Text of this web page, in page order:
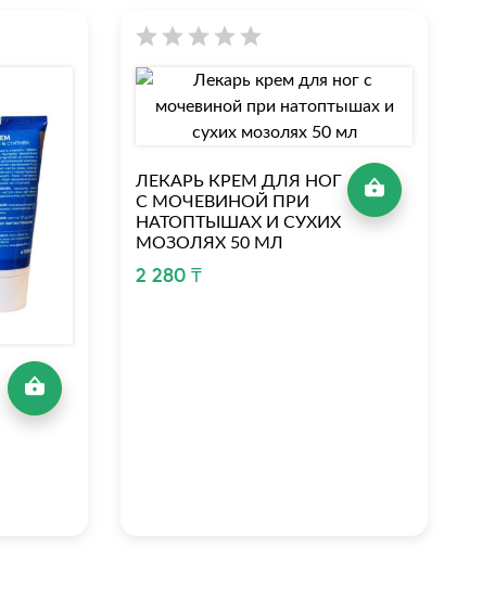
ЛЕКАРЬ КРЕМ ДЛЯ НОГ
С МОЧЕВИНОЙ ПРИ
НАТОПТЫШАХ И СУХИХ
МОЗОЛЯХ 50 МЛ
2 280 ₸